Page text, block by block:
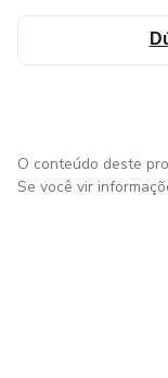
O conteúdo deste
Se você vir